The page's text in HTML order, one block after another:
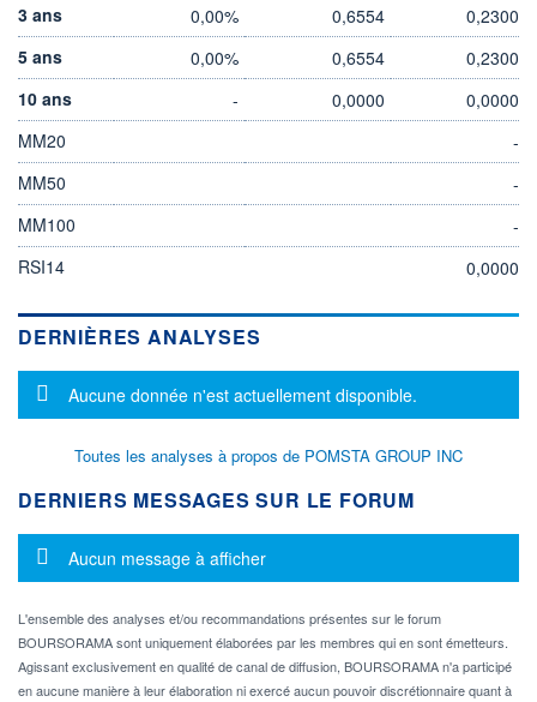
3 ans
0,00% 0,6554
0,2300
5 ans
0,00% 0,6554
0,2300
10 ans
- 0,0000
0,0000
MM20
-
MM50
-
MM100
-
RSI14
0,0000
DERNIÈRES ANALYSES
Message d'information
Aucune donnée n'est actuellement disponible.
Toutes les analyses à propos de POMSTA GROUP INC
DERNIERS MESSAGES SUR LE FORUM
Message d'information
Aucun message à afficher
L'ensemble des analyses et/ou recommandations présentes sur le forum
BOURSORAMA sont uniquement élaborées par les membres qui en sont émetteurs.
Agissant exclusivement en qualité de canal de diffusion, BOURSORAMA n'a participé
en aucune manière à leur élaboration ni exercé aucun pouvoir discrétionnaire quant à